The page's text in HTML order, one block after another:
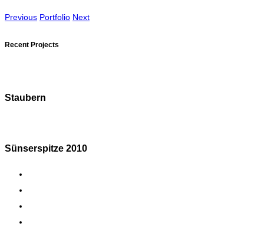
Previous Portfolio Next
Recent Projects
Staubern
Sünserspitze 2010